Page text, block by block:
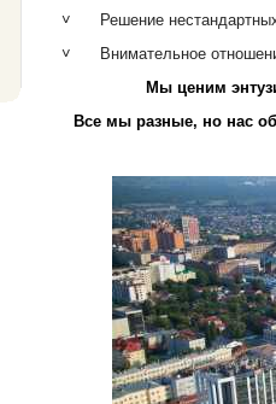
˅
Решение
˅
Внимательное
Мы ценим
Все мы разные, но нас